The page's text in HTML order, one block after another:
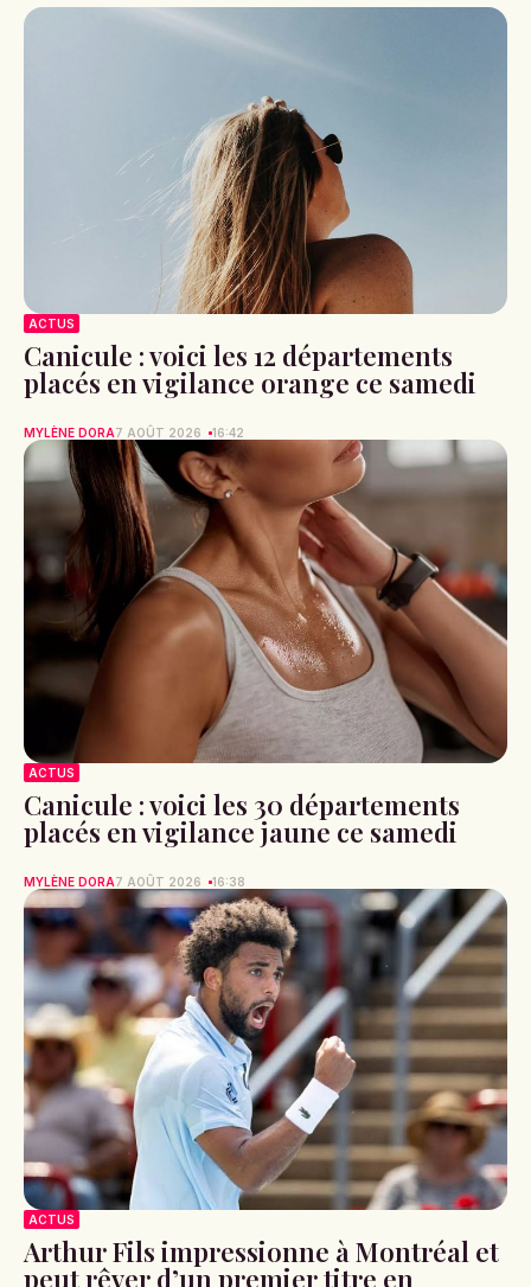
ACTUS
Canicule : voici les 12 départements
placés en vigilance orange ce samedi
MYLÈNE DORA7 AOÛT 2026 16:42
ACTUS
Canicule : voici les 30 départements
placés en vigilance jaune ce samedi
MYLÈNE DORA7 AOÛT 2026 16:38
ACTUS
Arthur Fils impressionne à Montréal et
peut rêver d’un premier titre en